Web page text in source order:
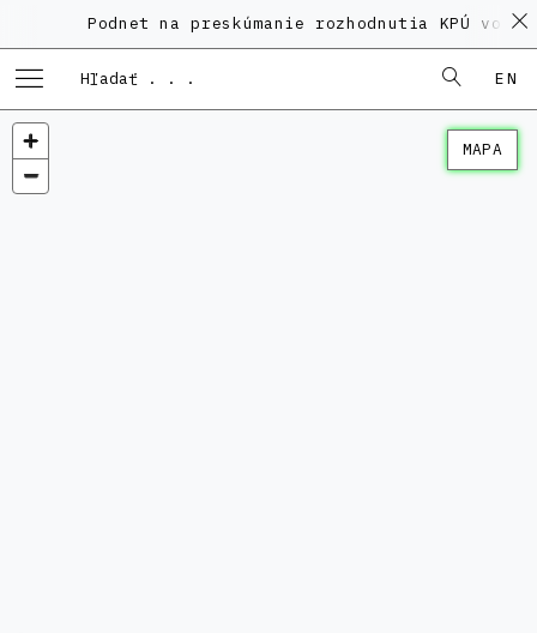
Podnet na preskúmanie rozhodnutia KPÚ vo
EN
MAPA